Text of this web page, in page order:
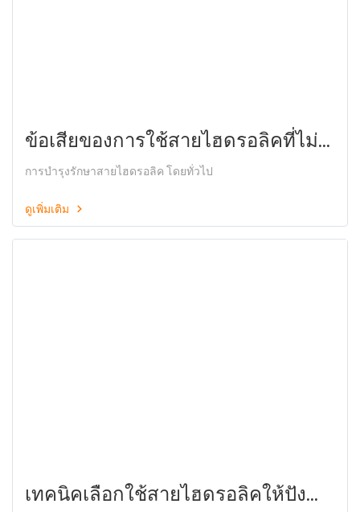
ข้อเสียของการใช้สายไฮดรอลิคที่ไม่
ได้มาตรฐาน
การบำรุงรักษาสายไฮดรอลิค โดยทั่วไป
ดูเพิ่มเติม
เทคนิคเลือกใช้สายไฮดรอลิคให้ปัง